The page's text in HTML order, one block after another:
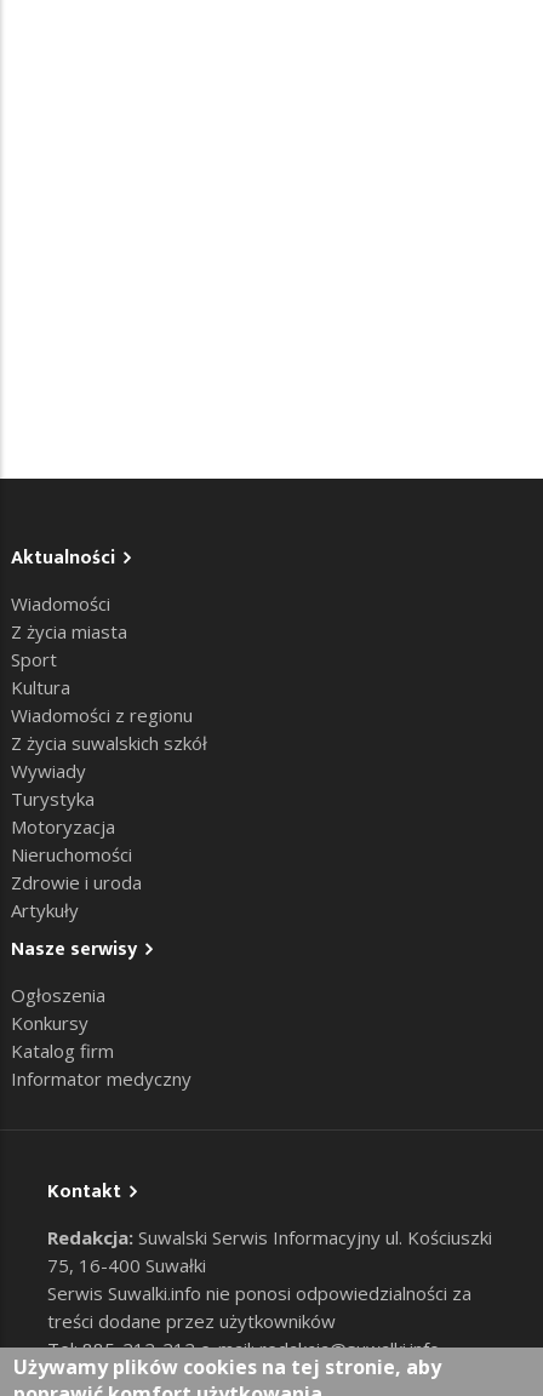
Aktualności
Wiadomości
Z życia miasta
Sport
Kultura
Wiadomości z regionu
Z życia suwalskich szkół
Wywiady
Turystyka
Motoryzacja
Nieruchomości
Zdrowie i uroda
Artykuły
Nasze serwisy
Ogłoszenia
Konkursy
Katalog firm
Informator medyczny
Kontakt
Redakcja: Suwalski Serwis Informacyjny ul. Kościuszki
75, 16-400 Suwałki
Serwis Suwalki.info nie ponosi odpowiedzialności za
treści dodane przez użytkowników
Tel: 885-212-212 e-mail:redakcja@suwalki.info,
reklama@suwalki.info
Używamy plików cookies na tej stronie, aby